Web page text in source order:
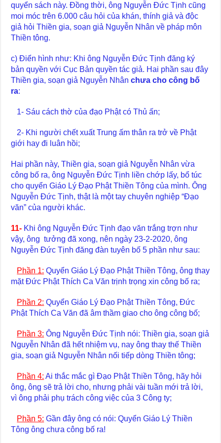
quyển sách này. Đồng thời, ông Nguyễn Đức Tịnh cũng
moi móc trên 6.000 câu hỏi của khán, thính giả và độc
giả hỏi Thiền gia, soạn giả Nguyễn Nhân về pháp môn
Thiền tông.
c) Điển hình như: Khi ông Nguyễn Đức Tịnh đăng ký
bản quyền với Cục Bản quyền tác giả. Hai phần sau đây
Thiền gia, soạn giả Nguyễn Nhânchưa cho công bố
ra:
1- Sáu cách thờ của đạo Phật có Thủ ấn;
2- Khi người chết xuất Trung ấm thân ra trở về Phật
giới hay đi luân hồi;
Hai phần này, Thiền gia, soạn giả Nguyễn Nhân vừa
công bố ra, ông Nguyễn Đức Tịnh liền chớp lấy, bổ túc
cho quyển Giáo Lý Đạo Phật Thiền Tông của mình. Ông
Nguyễn Đức Tịnh, thật là một tay chuyên nghiệp “Đạo
văn” của người khác.
11- Khi ông Nguyễn Đức Tịnh đạo văn trắng trợn như
vậy, ông tưởng đã xong, nên ngày 23-2-2020, ông
Nguyễn Đức Tịnh đăng đàn tuyên bố 5 phần như sau:
Phần 1: Quyển Giáo Lý Đạo Phật Thiền Tông, ông thay
mặt Đức Phật Thích Ca Văn trịnh trọng xin công bố ra;
Phần 2: Quyển Giáo Lý Đạo Phật Thiền Tông, Đức
Phật Thích Ca Văn đã âm thầm giao cho ông công bố;
Phần 3: Ông Nguyễn Đức Tịnh nói: Thiền gia, soạn giả
Nguyễn Nhân đã hết nhiệm vụ, nay ông thay thế Thiền
gia, soạn giả Nguyễn Nhân nối tiếp dòng Thiền tông;
Phần 4: Ai thắc mắc gì Đạo Phật Thiền Tông, hãy hỏi
ông, ông sẽ trả lời cho, nhưng phải vài tuần mới trả lời,
vì ông phải phụ trách công việc của 3 Công ty;
Phần 5: Gần đây ông có nói: Quyển Giáo Lý Thiền
Tông ông chưa công bố ra!